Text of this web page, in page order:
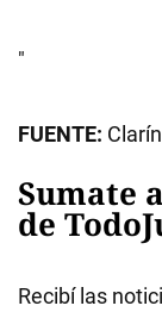
"
FUENTE: Clarín
Sumate
de
Recibí las